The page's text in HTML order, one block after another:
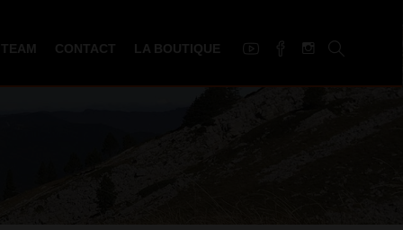
CONTACT LA BOUTIQUE